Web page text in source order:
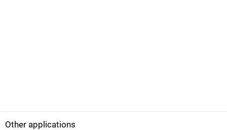
Other applications